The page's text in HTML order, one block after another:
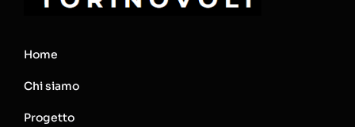
Home
Chi siamo
Progetto